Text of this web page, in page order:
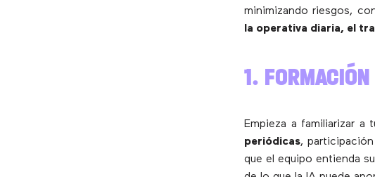
minimizando riesgos,
la operativa diaria, el
1. FORMACIÓN
Empieza a familiarizar
periódicas,
que el equipo entienda